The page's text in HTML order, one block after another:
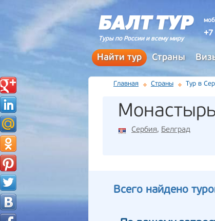
Туры по России и всему миру
+7
Найти тур Страны
Главная Страны Тур в
Сербия, Белград
Всего найдено